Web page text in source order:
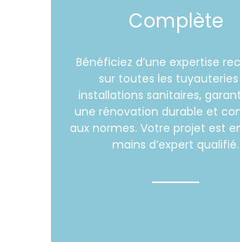
Complète
Bénéficiez d’une expertise
sur toutes les
installations sanitaires,
une rénovation durable et
aux normes. Votre projet est
mains d’expert qualifié.